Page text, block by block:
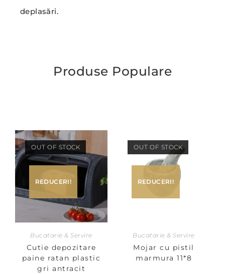
deplasări.
Produse Populare
OUT OF STOCK
REDUCERI!
Bucatarie & Servire
Cutie depozitare
paine ratan plastic
gri antracit
OUT OF STOCK
REDUCERI!
Bucatarie & Servire
Mojar cu pistil
marmura 11*8